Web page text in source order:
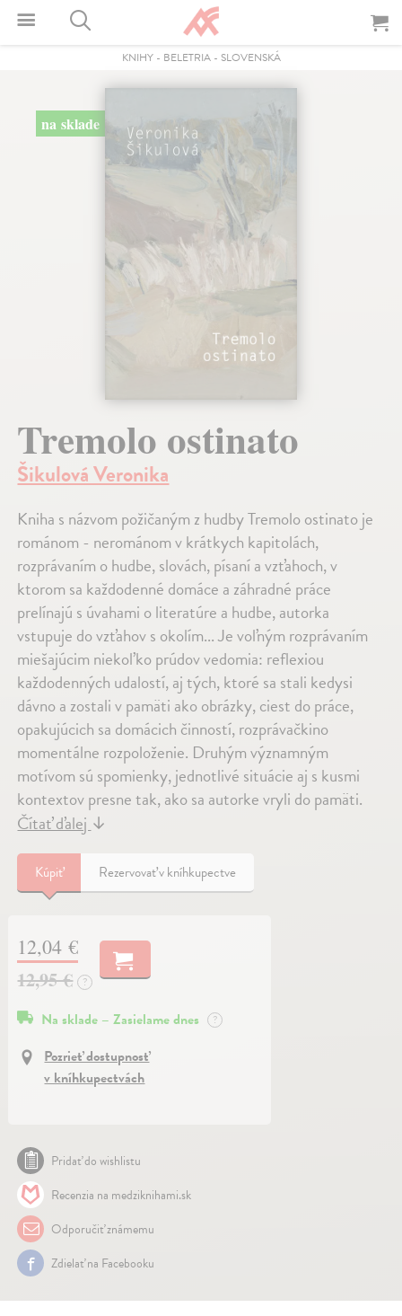
KNIHY- BELETRIA- SLOVENSKÁ
na sklade
Tremolo ostinato
Šikulová Veronika
Kniha s názvom požičaným z hudby Tremolo ostinato je
románom - nerománom v krátkych kapitolách,
rozprávaním o hudbe, slovách, písaní a vzťahoch, v
ktorom sa každodenné domáce a záhradné práce
prelínajú s úvahami o literatúre a hudbe, autorka
vstupuje do vzťahov s okolím... Je voľným rozprávaním
miešajúcim niekoľko prúdov vedomia: reflexiou
každodenných udalostí, aj tých, ktoré sa stali kedysi
dávno a zostali v pamäti ako obrázky, ciest do práce,
opakujúcich sa domácich činností, rozprávačkino
momentálne rozpoloženie. Druhým významným
motívom sú spomienky, jednotlivé situácie aj s kusmi
kontextov presne tak, ako sa autorke vryli do pamäti.
Čítať ďalej ↓
Kúpiť Rezervovať v kníhkupectve
12,04 €
12,95 €
?
Na sklade – Zasielame dnes ?
Pozrieť dostupnosť
v kníhkupectvách
Pridať do wishlistu
Recenzia na medziknihami.sk
Odporučiť známemu
Zdielať na Facebooku